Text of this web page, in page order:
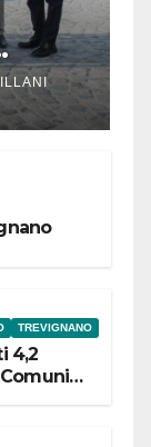
TREVIGNANO
4,2